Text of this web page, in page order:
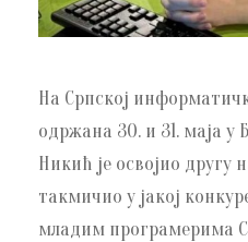
На Српској
одржана 30. и 31. маја у
Никић је освојио другу
такмичио у јакој
младим програмерима